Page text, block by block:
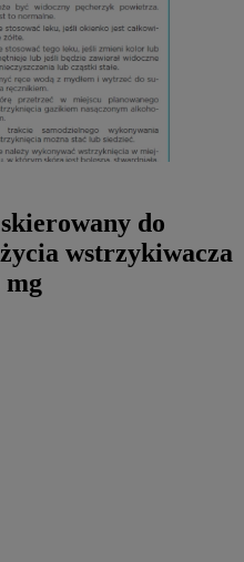
do
wstrzykiwacza